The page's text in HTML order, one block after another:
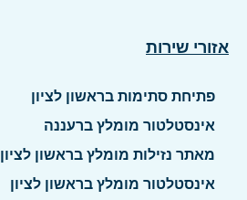
אזורי שירות
פתיחת סתימות בראשון לציון
אינסטלטור מומלץ ברעננה
מאתר נזילות מומלץ בראשון לציון
אינסטלטור מומלץ בראשון לציון